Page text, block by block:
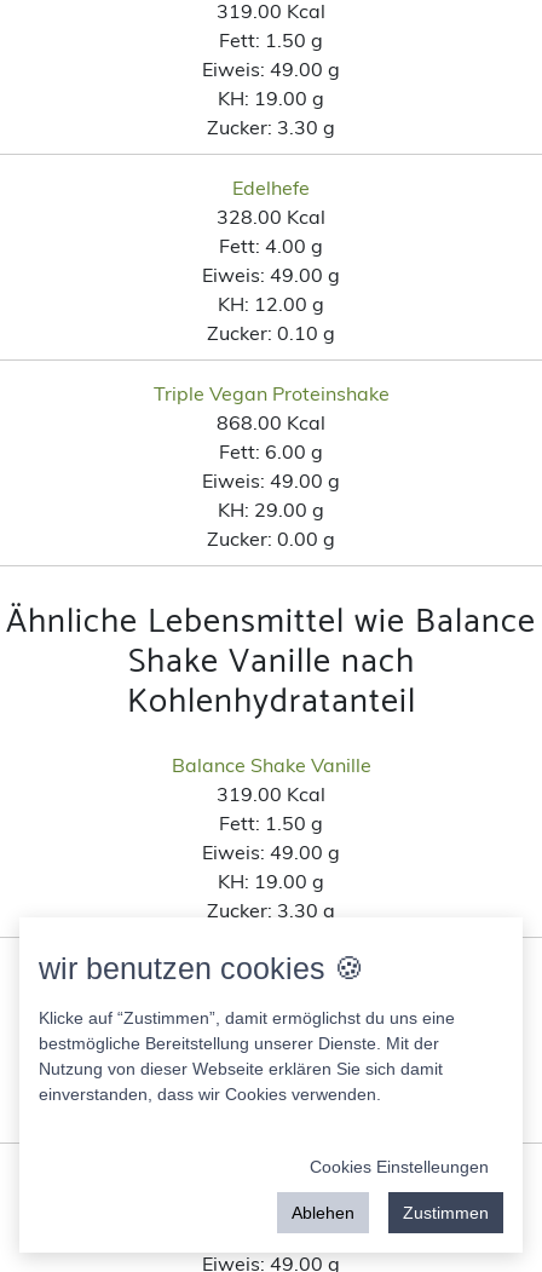
319.00 Kcal
Fett: 1.50 g
Eiweis: 49.00 g
KH: 19.00 g
Zucker: 3.30 g
Edelhefe
328.00 Kcal
Fett: 4.00 g
Eiweis: 49.00 g
KH: 12.00 g
Zucker: 0.10 g
Triple Vegan Proteinshake
868.00 Kcal
Fett: 6.00 g
Eiweis: 49.00 g
KH: 29.00 g
Zucker: 0.00 g
Ähnliche Lebensmittel wie Balance
Shake Vanille nach
Kohlenhydratanteil
Balance Shake Vanille
319.00 Kcal
Fett: 1.50 g
Eiweis: 49.00 g
KH: 19.00 g
Zucker: 3.30 g
WellMix Balance Shake
Fett:1.50 g
Eiweis:49.00 g
KH:19.00 g
wellfix Rossmann
319.00 Kcal
1.50 g
Eiweis: 49.00 g
wir benutzen cookies 🍪
Klicke auf “Zustimmen”, damit ermöglichst du uns eine
bestmögliche Bereitstellung unserer Dienste. Mit der
Nutzung von dieser Webseite erklären Sie sich damit
einverstanden, dass wir Cookies verwenden.
Cookies Einstelleungen
Ablehen Zustimmen